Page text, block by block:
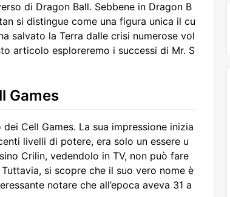
di Dragon Ball. Sebbene in Dragon B
si distingue come una figura unica il cu
salvato la Terra dalle crisi numerose vol
articolo esploreremo i successi di Mr. S
Games
Cell Games. La sua impressione inizia
livelli di potere, era solo un essere u
Crilin, vedendolo in TV, non può fare
si scopre che il suo vero nome è
notare che all’epoca aveva 31 a